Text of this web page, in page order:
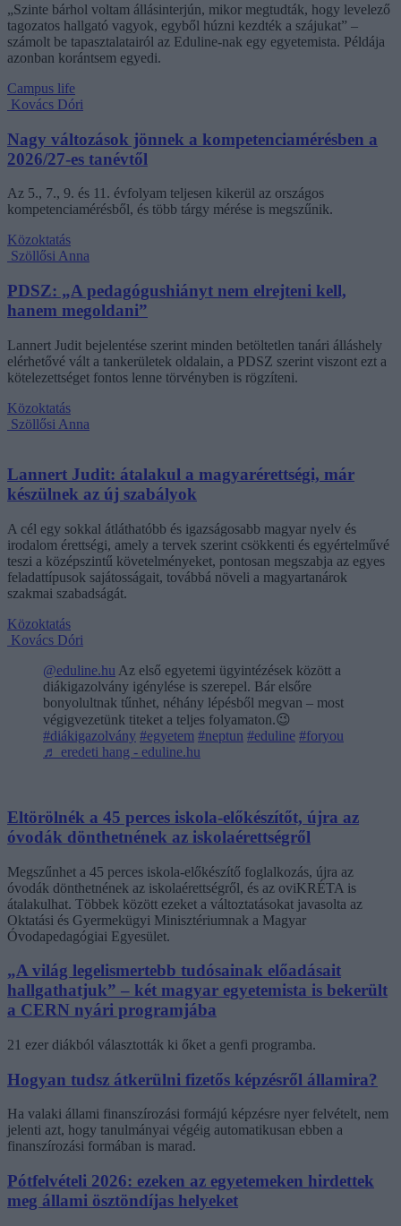
„Szinte bárhol voltam állásinterjún, mikor megtudták, hogy levelező
tagozatos hallgató vagyok, egyből húzni kezdték a szájukat” –
számolt be tapasztalatairól az Eduline-nak egy egyetemista. Példája
azonban korántsem egyedi.
Campus life
Kovács Dóri
Nagy változások jönnek a kompetenciamérésben a
2026/27-es tanévtől
Az 5., 7., 9. és 11. évfolyam teljesen kikerül az országos
kompetenciamérésből, és több tárgy mérése is megszűnik.
Közoktatás
Szöllősi Anna
PDSZ: „A pedagógushiányt nem elrejteni kell,
hanem megoldani”
Lannert Judit bejelentése szerint minden betöltetlen tanári álláshely
elérhetővé vált a tankerületek oldalain, a PDSZ szerint viszont ezt a
kötelezettséget fontos lenne törvényben is rögzíteni.
Közoktatás
Szöllősi Anna
Lannert Judit: átalakul a magyarérettségi, már
készülnek az új szabályok
A cél egy sokkal átláthatóbb és igazságosabb magyar nyelv és
irodalom érettségi, amely a tervek szerint csökkenti és egyértelművé
teszi a középszintű követelményeket, pontosan megszabja az egyes
feladattípusok sajátosságait, továbbá növeli a magyartanárok
szakmai szabadságát.
Közoktatás
Kovács Dóri
@eduline.hu Az első egyetemi ügyintézések között a
diákigazolvány igénylése is szerepel. Bár elsőre
bonyolultnak tűnhet, néhány lépésből megvan – most
végigvezetünk titeket a teljes folyamaton.😉
#diákigazolvány #egyetem #neptun #eduline #foryou
♬ eredeti hang - eduline.hu
Eltörölnék a 45 perces iskola-előkészítőt, újra az
óvodák dönthetnének az iskolaérettségről
Megszűnhet a 45 perces iskola-előkészítő foglalkozás, újra az
óvodák dönthetnének az iskolaérettségről, és az oviKRÉTA is
átalakulhat. Többek között ezeket a változtatásokat javasolta az
Oktatási és Gyermekügyi Minisztériumnak a Magyar
Óvodapedagógiai Egyesület.
„A világ legelismertebb tudósainak előadásait
hallgathatjuk” – két magyar egyetemista is bekerült
a CERN nyári programjába
21 ezer diákból választották ki őket a genfi programba.
Hogyan tudsz átkerülni fizetős képzésről államira?
Ha valaki állami finanszírozási formájú képzésre nyer felvételt, nem
jelenti azt, hogy tanulmányai végéig automatikusan ebben a
finanszírozási formában is marad.
Pótfelvételi 2026: ezeken az egyetemeken hirdettek
meg állami ösztöndíjas helyeket